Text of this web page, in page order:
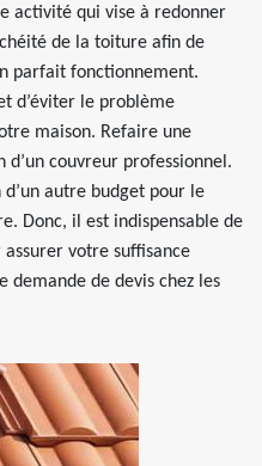
activité qui vise à redonner
de la toiture afin de
parfait fonctionnement.
d’éviter le problème
maison. Refaire une
couvreur professionnel.
autre budget pour le
Donc, il est indispensable de
votre suffisance
demande de devis chez les